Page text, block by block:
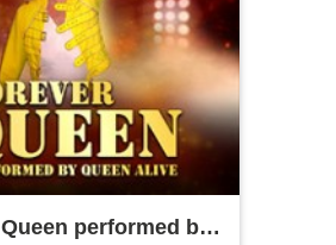
performed by